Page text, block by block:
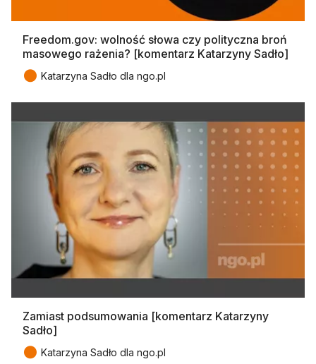
Freedom.gov: wolność słowa czy polityczna broń
masowego rażenia? [komentarz Katarzyny Sadło]
● Katarzyna Sadło dla ngo.pl
Zamiast podsumowania [komentarz Katarzyny
Sadło]
● Katarzyna Sadło dla ngo.pl